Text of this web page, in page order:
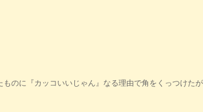
のに『カッコいいじゃん』なる理由で角をくっつけた